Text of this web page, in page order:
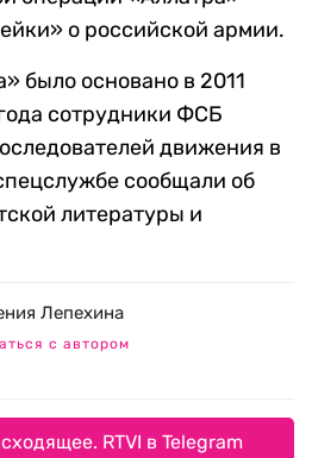
о российской армии.
было основано в 2011
сотрудники ФСБ
движения в
сообщали об
литературы и
Лепехина
с автором
RTVI в Telegram